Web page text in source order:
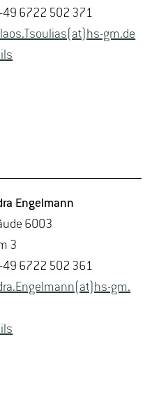
6722 502 371
​gm.​de
En­gel­mann
6003
3
6722 502 361
​gm.​